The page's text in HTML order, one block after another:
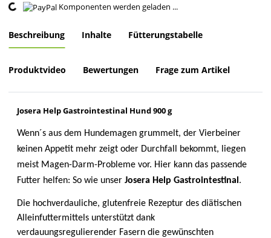
Loading... Komponenten werden geladen ...
Beschreibung Inhalte Fütterungstabelle
Produktvideo Bewertungen Frage zum Artikel
Josera Help Gastrointestinal Hund 900 g
Wenn´s aus dem Hundemagen grummelt, der Vierbeiner
keinen Appetit mehr zeigt oder Durchfall bekommt, liegen
meist Magen-Darm-Probleme vor. Hier kann das passende
Futter helfen: So wie unser Josera Help Gastrointestinal .
Die hochverdauliche, glutenfreie Rezeptur des diätischen
Alleinfuttermittels unterstützt dank
verdauungsregulierender Fasern die gewünschten